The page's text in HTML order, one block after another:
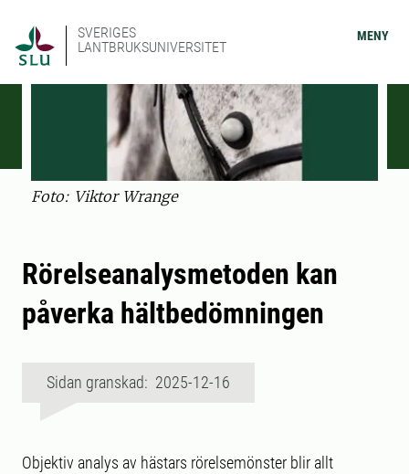
SVERIGES
LANTBRUKSUNIVERSITET
MENY
Foto: Viktor Wrange
Rörelseanalysmetoden kan
påverka hältbedömningen
Sidan granskad: 2025-12-16
Objektiv analys av hästars rörelsemönster blir allt